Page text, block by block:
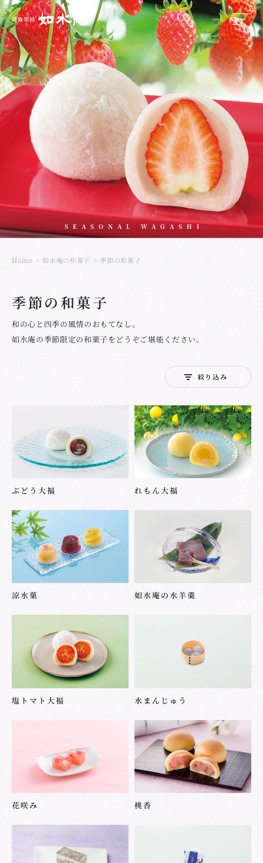
SEASONAL WAGASHI
Home 如水庵の和菓子 季節の和菓子
季節の和菓子
和の心と四季の風情のおもてなし。
如水庵の季節限定の和菓子をどうぞご堪能ください。
絞り込み
ぶどう大福 れもん大福
涼水菓 如水庵の水羊羹
塩トマト大福 水まんじゅう
花咲み 桃香